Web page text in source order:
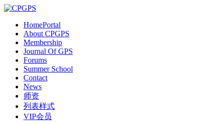
HomePortal
About CPGPS
Membership
Journal Of GPS
Forums
Summer School
Contact
News
师资
列表样式
VIP会员